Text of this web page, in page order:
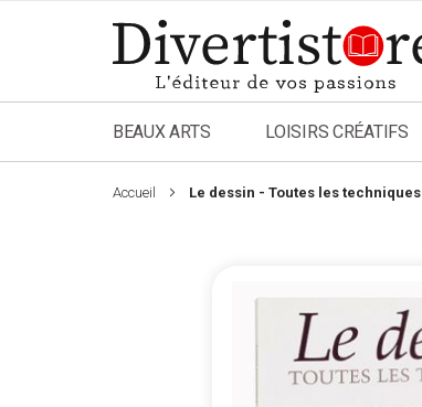
au
contenu
BEAUX ARTS LOISIRS CRÉATIFS
Accueil Le dessin - Toutes les techniques